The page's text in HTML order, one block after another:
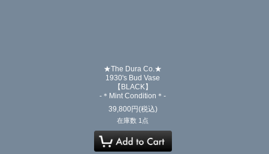
★The Dura Co.★
1930's Bud Vase
【BLACK】
-＊Mint Condition＊-
39,800円(税込)
在庫数 1点